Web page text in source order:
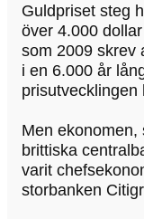
Guldpriset steg
över 4.000
som 2009 skrev
i en 6.000 år
prisutvecklingen
Men ekonomen,
brittiska
varit
storbanken